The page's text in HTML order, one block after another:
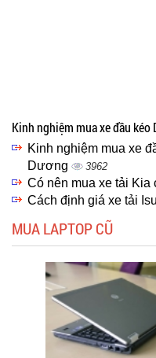
Kinh nghiệm mua xe đầu
Kinh nghiệm mua xe
Dương
3962
Có nên mua xe tải Kia
Cách định giá xe tải
MUA LAPTOP CŨ